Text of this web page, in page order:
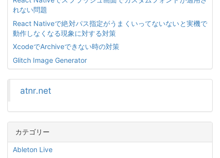
れない問題
React Nativeで絶対パス指定がうまくいってないないと実機で
動作しなくなる現象に対する対策
XcodeでArchiveできない時の対策
Glitch Image Generator
atnr.net
カテゴリー
Ableton Live